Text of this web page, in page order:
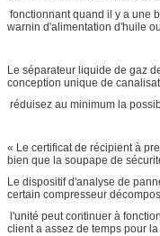
fonctionnant quand il y a une
warnin d'alimentation d'huile
Le séparateur liquide de gaz
conception unique de
réduisez au minimum la
« Le certificat de récipient à
bien que la soupape de
Le dispositif d'analyse de
certain compresseur
l'unité peut continuer à
client a assez de temps pour